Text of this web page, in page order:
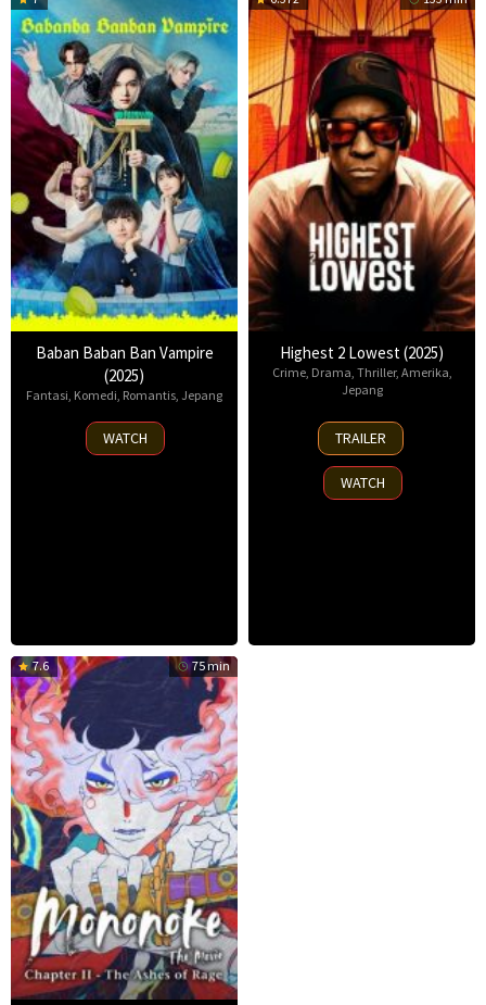
Baban Baban Ban Vampire
(2025)
Fantasi, Komedi, Romantis, Jepang
4
Jul
WATCH
Highest 2 Lowest (2025)
Crime, Drama, Thriller, Amerika,
Jepang
14
Aug
2025
TRAILER
WATCH
7.6 75 min